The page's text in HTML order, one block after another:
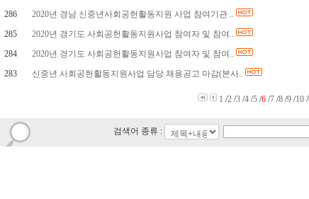
286
2020년 경남 신중년사회공헌활동지원 사업 참여기관 ..
285
2020년 경기도 사회공헌활동지원사업 참여자 및 참여..
284
2020년 경기도 사회공헌활동지원사업 참여자 및 참여..
283
신중년 사회공헌활동지원사업 담당 채용공고 마감(본사..
1 /2/3/4/5/6/7/8/9/10/
검색어 종류 :